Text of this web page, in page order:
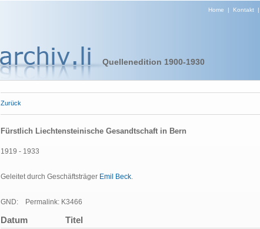
Home | Kontakt|
Quellenedition 1900-1930
Zurück
Fürstlich Liechtensteinische Gesandtschaft in Bern
1919 - 1933
Geleitet durch Geschäftsträger Emil Beck.
GND: Permalink: K3466
Datum Titel